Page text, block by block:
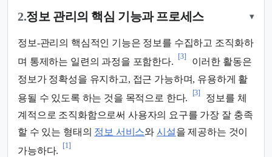
2.정보 관리의 핵심 기능과 프로세스 ▾
정보-관리의 핵심적인 기능은 정보를 수집하고 조직화하
며 통제하는 일련의 과정을 포함한다.
[3]
이러한 활동은
정보가 정확성을 유지하고, 접근 가능하며, 유용하게 활
용될 수 있도록 하는 것을 목적으로 한다.
[3]
정보를 체
계적으로 조직화함으로써 사용자의 요구를 가장 잘 충족
할 수 있는 형태의 정보 서비스와 시설을 제공하는 것이
가능하다.
[1]